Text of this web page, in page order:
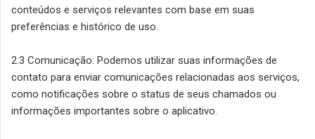
conteúdos e serviços relevantes com base em suas
preferências e histórico de uso.
2.3 Comunicação: Podemos utilizar suas informações de
contato para enviar comunicações relacionadas aos serviços,
como notificações sobre o status de seus chamados ou
informações importantes sobre o aplicativo.